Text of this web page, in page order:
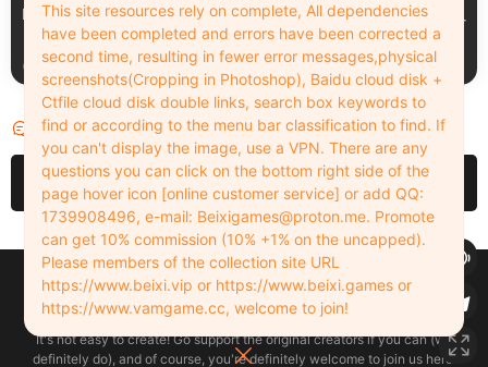
Leopard_print_office_suit
2周前
Lacquer_leather_two_tone_
tight_mini_skirt
2周前
评论 0
请先登录
Copyleft © 2022-2026 beixi.vip - All Rights Freedom！
创作不易！有能力的同学可以去支持一下原创作者（我们绝对支持），当然
了，您加入这里我们也绝对欢迎！
It's not easy to create! Go support the original creators if you can (we
definitely do), and of course, you're definitely welcome to join us here!
This site resources rely on complete, All dependencies
have been completed and errors have been corrected a
second time, resulting in fewer error messages,physical
screenshots(Cropping in Photoshop), Baidu cloud disk +
Ctfile cloud disk double links, search box keywords to
find or according to the menu bar classification to find. If
you can't display the image, use a VPN. There are any
questions you can click on the bottom right side of the
page hover icon [online customer service] or add QQ:
1739908496, e-mail: Beixigames@proton.me. Promote
can get 10% commission (10% +1% on the uncapped).
Please members of the collection site URL
https://www.beixi.vip or https://www.beixi.games or
https://www.vamgame.cc, welcome to join!